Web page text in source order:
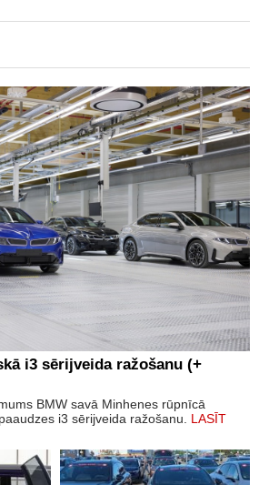
i3 sērijveida ražošanu (+
BMW savā Minhenes rūpnīcā
i3 sērijveida ražošanu. LASĪT